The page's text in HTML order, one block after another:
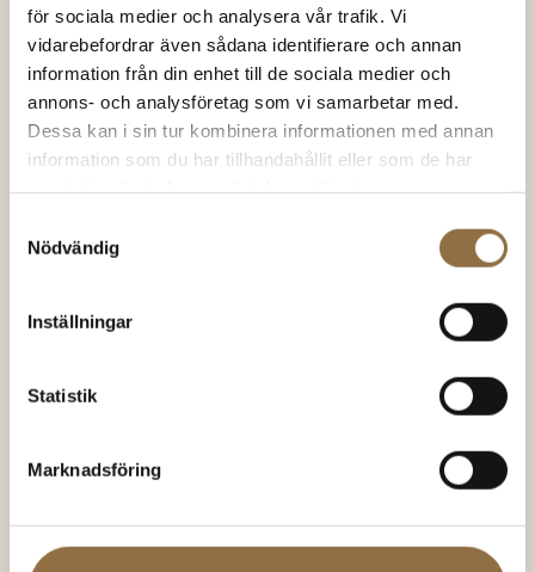
för sociala medier och analysera vår trafik. Vi
vidarebefordrar även sådana identifierare och annan
information från din enhet till de sociala medier och
annons- och analysföretag som vi samarbetar med.
Dessa kan i sin tur kombinera informationen med annan
information som du har tillhandahållit eller som de har
Nödvändig
Inställningar
Statistik
Marknadsföring
Peppar
Hel Svartpeppar
Tellicherry
Betygsatt
4.86 av 5
63.00kr (100 gram)
630.00kr/kg
Tillbehör
Kryddburk 110 ml
Betygsatt
4.49av 5
19.00kr (Styck)
Chili & chilipeppar Chili & chilipeppar